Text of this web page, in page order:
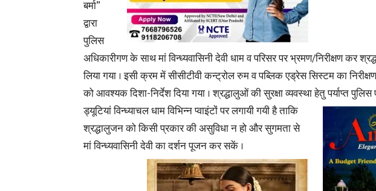
बर्मा”
द्वारा
पुलिस
अधिकारीगण के साथ मां विन्ध्यवासिनी देवी धाम व परिसर पर भ्रमण/निरीक्षण कर
लिया गया । इसी क्रम में सीसीटीवी कन्ट्रोल रुम व पब्लिक एड्रेस सिस्टम का
को आवश्यक दिशा-निर्देश दिया गया । श्रद्धालुओं की सुरक्षा व्यवस्था हेतु पर्याप्त
ड्यूटियां विन्ध्याचल धाम विभिन्न प्वाइंटों पर लगायी गयी है ताकि
श्रद्धालुजन को किसी प्रकार की असुविधा न हो और सुगमता से
मां विन्ध्यवासिनी देवी का दर्शन पूजन कर सकें ।